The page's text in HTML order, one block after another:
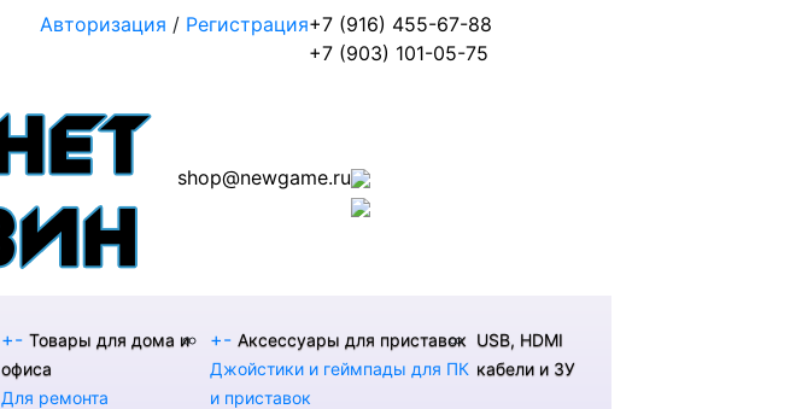
Авторизация / Регистрация+7 (916) 455-67-88
+7 (903) 101-05-75
shop@newgame.ru
+- Товары для дома и
офиса
Для ремонта
+- Аксессуары для приставок
Джойстики и геймпады для ПК
и приставок
USB, HDMI
кабели и ЗУ